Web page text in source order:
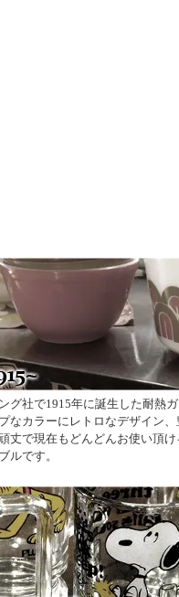
グ社で1915年に誕生した耐熱
なカラーにレトロなデザイン
丈で現在もどんどんお使い頂け
ルです。